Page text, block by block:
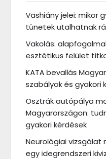
Vashiány jelei: mikor
tünetek utalhatnak
Vakolás:
esztétikus felület
KATA bevallás
szabályok és gyakori
Osztrák autópálya
Magyarországon:
gyakori kérdések
Neurológiai vizsgálat
egy idegrendszeri